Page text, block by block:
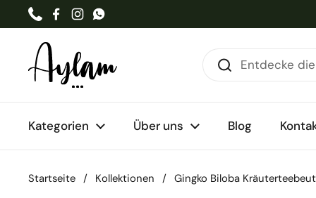
Zum Inhalt springen
PhoneFacebook
Instagram
WhatsApp
Kategorien Über uns Blog
Startseite / Kollektionen / Gingko Biloba